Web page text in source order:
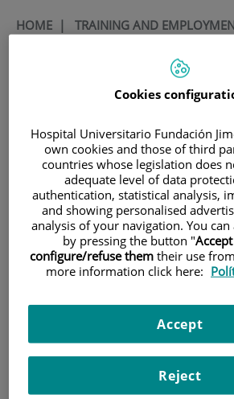
HOME| TRAINING AND
CONVOCATORIA PARA CONTRATO
PEJD-2019-PRE/SAL-17029 .
CONVOCATORIA
contrato asociado
2019-PRE/SAL-
Contrato
Título
Title
Descripción de la oferta
Offer
Investigación Sanitaria Fundación
The
Health of
Cookies
Hospital Universitario Fundación
own cookies and those of third
countries whose legislation does
adequate level of data
authentication, statistical analysis,
and showing personalised
analysis of your navigation. You can
by pressing the button "
configure/refuse them their use
more information click here:
Reject
Accept